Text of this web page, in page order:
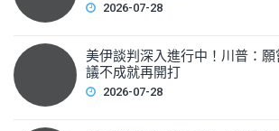
2026-07-28
美伊談判深入進行中！川普：
議不成就再開打
2026-07-28